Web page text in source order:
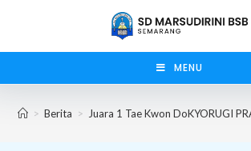
content
MENU
> Berita > Juara 1 Tae Kwon DoKYORUGI